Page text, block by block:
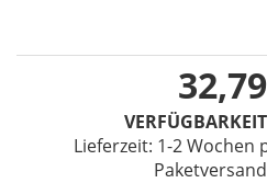
Lieferzeit: 1-2 Wochen